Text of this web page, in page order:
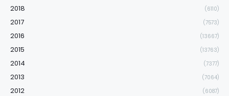
2018 (6110)
2017 (7573)
2016 (13667)
2015 (13763)
2014 (7377)
2013 (7064)
2012 (6087)